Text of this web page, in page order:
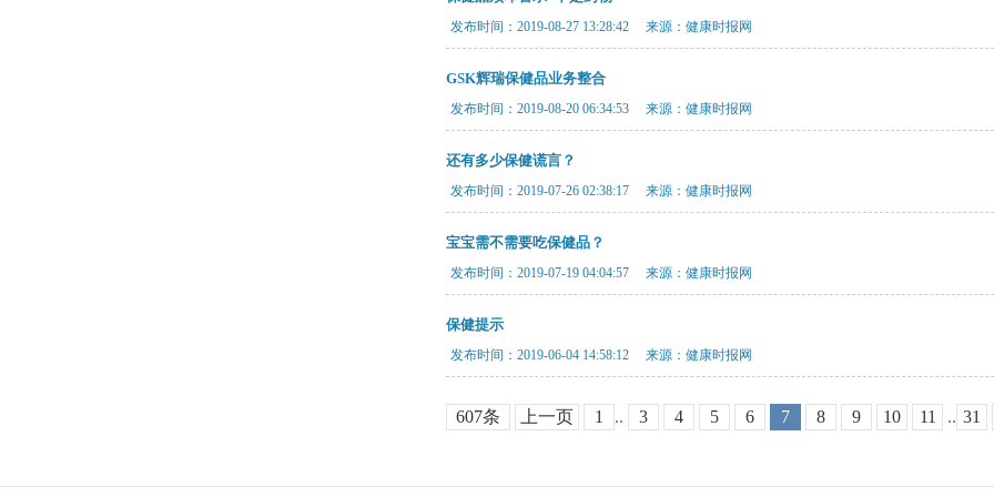
发布时间：2019-08-27 13:28:42 来源：健康时报网
GSK辉瑞保健品业务整合
发布时间：2019-08-20 06:34:53 来源：健康时报网
还有多少保健谎言？
发布时间：2019-07-26 02:38:17 来源：健康时报网
宝宝需不需要吃保健品？
发布时间：2019-07-19 04:04:57 来源：健康时报网
保健提示
发布时间：2019-06-04 14:58:12 来源：健康时报网
607条 上一页 1 .. 3 4 5 6 7 8 9 10 11 .. 31